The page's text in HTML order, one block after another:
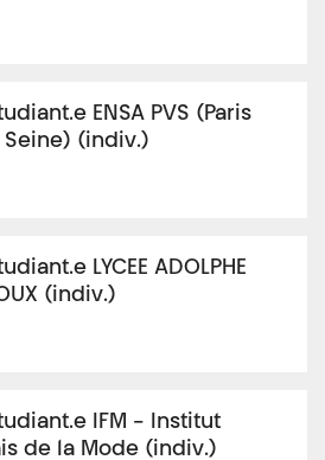
ENSA PVS (Paris
Seine) (indiv.)
LYCEE ADOLPHE
(indiv.)
IFM - Institut
de la Mode (indiv.)